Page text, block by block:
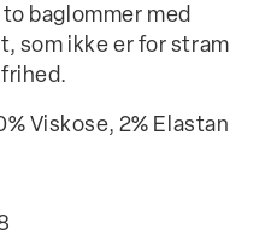
baglommer med
som ikke er for stram
Viskose, 2% Elastan